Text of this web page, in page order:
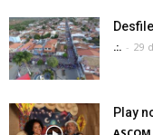
.:. - 29
Play